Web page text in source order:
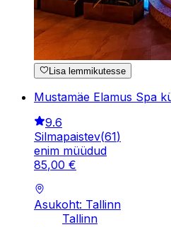
Lisa lemmikutesse
Mustamäe Elamus Spa
9.6
Silmapaistev(61)
enim müüdud
85,00 €
Asukoht: Tallinn
Tallinn